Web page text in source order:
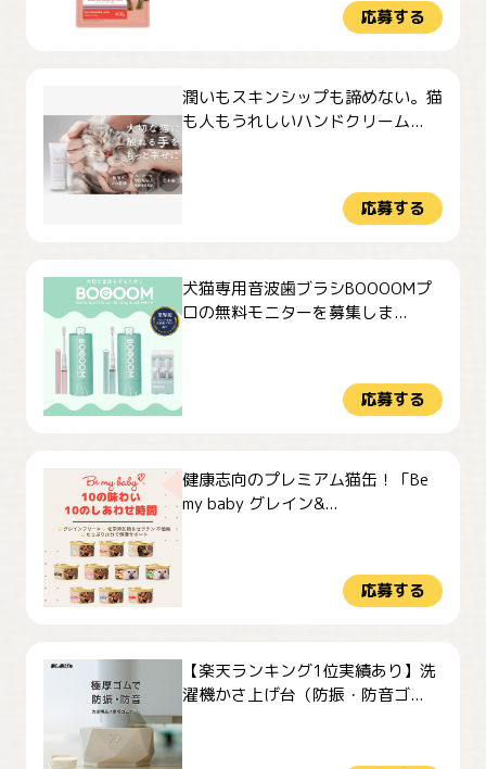
応募する
潤いもスキンシップも諦めない。猫
も人もうれしいハンドクリーム...
応募する
犬猫専用音波歯ブラシBOOOOMプ
ロの無料モニターを募集しま...
応募する
健康志向のプレミアム猫缶！「Be
my baby グレイン&...
応募する
【楽天ランキング1位実績あり】洗
濯機かさ上げ台（防振・防音ゴ...